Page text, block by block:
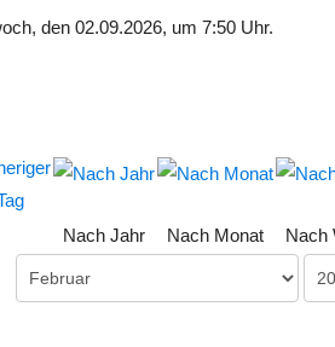
den 02.09.2026, um 7:50 Uhr.
Nach Jahr Nach Monat Nach